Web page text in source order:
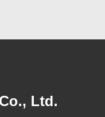
Ltd.